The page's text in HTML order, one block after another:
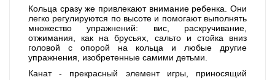
Кольца сразу же привлекают внимание ребенка. Они
легко регулируются по высоте и помогают выполнять
множество упражнений: вис, раскручивание,
отжимания, как на брусьях, сальто и стойка вниз
головой с опорой на кольца и любые другие
упражнения, изобретенные самими детьми.
Канат - прекрасный элемент игры, приносящий